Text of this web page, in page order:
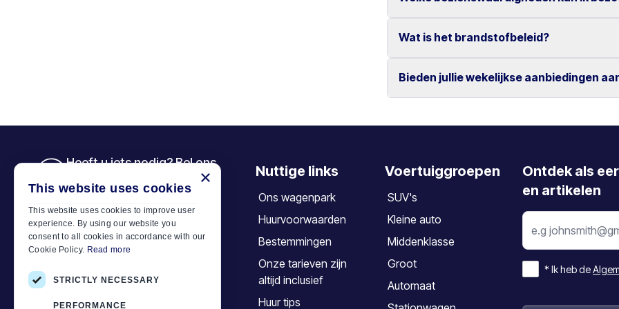
Ja, wijzigingen en annuleringen zijn
Annuleren dient minimaal 2 dagen vóór
Bezoek populaire locaties zoals Knossos,
Wat is het brandstofbeleid?
De auto dient te worden ingeleverd met
Bieden jullie wekelijkse aanbiedingen
Ja, wij bieden speciale wekelijkse tarieven
Heeft u iets nodig? Bel ons
+30 6944 833 391
Car Motor Plan
Hersonissos, 70014 Crete, Greece
+30 6944833391
info@motor-plan.com
Nuttige links
Ons wagenpark
Huurvoorwaarden
Bestemmingen
Onze tarieven zijn
altijd inclusief
Huur tips
Voertuiggroepen
SUV's
Kleine auto
Middenklasse
Groot
Automaat
Ontdek als
en artikelen
* Ik heb de
×
This website uses cookies
This website uses cookies to improve user
experience. By using our website you
consent to all cookies in accordance with our
Cookie Policy. Read more
STRICTLY NECESSARY
PERFORMANCE